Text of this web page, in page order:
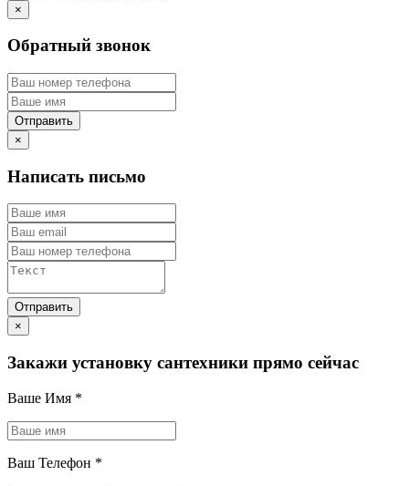
×
Обратный звонок
×
Написать письмо
×
Закажи установку сантехники прямо сейчас
Ваше Имя *
Ваш Телефон *